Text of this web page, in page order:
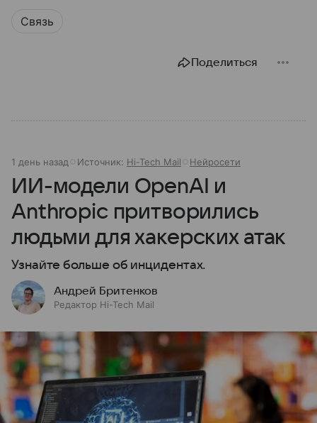
Связь
Поделиться
1 день назад Источник: Hi-Tech Mail Нейросети
ИИ-модели OpenAI и
Anthropic притворились
людьми для хакерских атак
Узнайте больше об инцидентах.
Андрей Бритенков
Редактор Hi-Tech Mail